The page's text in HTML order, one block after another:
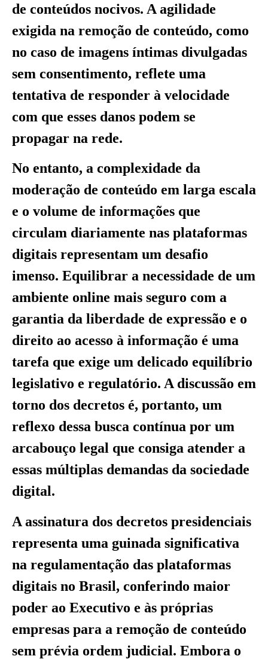
de conteúdos nocivos. A agilidade
exigida na remoção de conteúdo, como
no caso de imagens íntimas divulgadas
sem consentimento, reflete uma
tentativa de responder à velocidade
com que esses danos podem se
propagar na rede.
No entanto, a complexidade da
moderação de conteúdo em larga escala
e o volume de informações que
circulam diariamente nas plataformas
digitais representam um desafio
imenso. Equilibrar a necessidade de um
ambiente online mais seguro com a
garantia da liberdade de expressão e o
direito ao acesso à informação é uma
tarefa que exige um delicado equilíbrio
legislativo e regulatório. A discussão em
torno dos decretos é, portanto, um
reflexo dessa busca contínua por um
arcabouço legal que consiga atender a
essas múltiplas demandas da sociedade
digital.
A assinatura dos decretos presidenciais
representa uma guinada significativa
na regulamentação das plataformas
digitais no Brasil, conferindo maior
poder ao Executivo e às próprias
empresas para a remoção de conteúdo
sem prévia ordem judicial. Embora o